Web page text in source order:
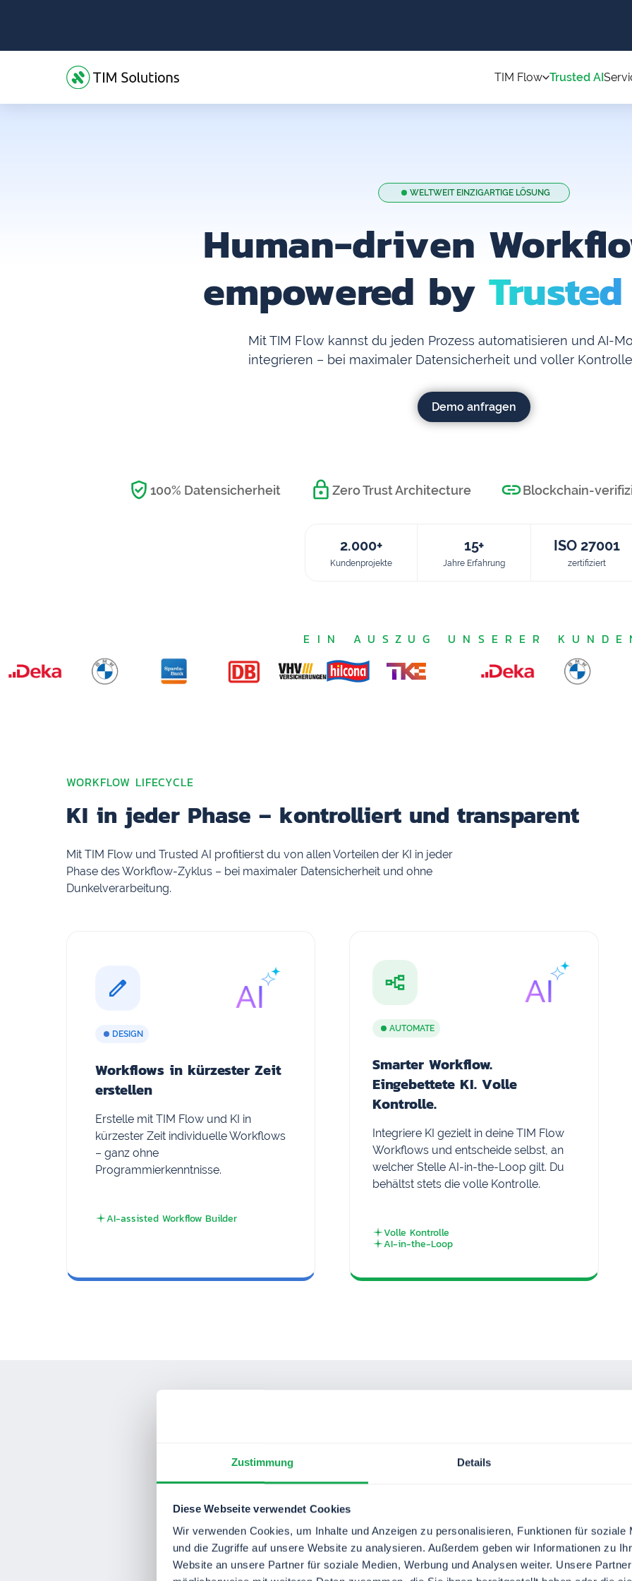
Zustimmung Details
Diese Webseite verwendet Cookies
Wir verwenden Cookies, um Inhalte und Anzeigen zu personalisieren, Funktionen für soziale
und die Zugriffe auf unsere Website zu analysieren. Außerdem geben wir Informationen zu
Website an unsere Partner für soziale Medien, Werbung und Analysen weiter. Unsere
TIM Flow Trusted AI
WELTWEIT EINZIGARTIGE LÖSUNG
Human-driven
empowered by
Mit TIM Flow kannst du jeden Prozess automatisieren und AI-
integrieren – bei maximaler Datensicherheit und voller
Demo anfragen
100% Datensicherheit Zero Trust Architecture Blockchain-
2.000+
Kundenprojekte
15+
Jahre Erfahrung
ISO 27001
zertifiziert
EIN AUSZUG UNSERER
WORKFLOW LIFECYCLE
KI in jeder Phase – kontrolliert und transparent
Mit TIM Flow und Trusted AI profitierst du von allen Vorteilen der KI in jeder
Phase des Workflow-Zyklus – bei maximaler Datensicherheit und ohne
Dunkelverarbeitung.
DESIGN
Workflows in kürzester Zeit
erstellen
Erstelle mit TIM Flow und KI in
kürzester Zeit individuelle Workflows
– ganz ohne
Programmierkenntnisse.
AI-assisted Workflow Builder
AUTOMATE
Smarter Workflow.
Eingebettete KI. Volle
Kontrolle.
Integriere KI gezielt in deine TIM Flow
Workflows und entscheide selbst, an
welcher Stelle AI-in-the-Loop gilt. Du
behältst stets die volle Kontrolle.
Volle Kontrolle
AI-in-the-Loop
Die Zukunft deiner Prozesse beginnt
schnell, sicher und ohne eine einzige Zeile Code.